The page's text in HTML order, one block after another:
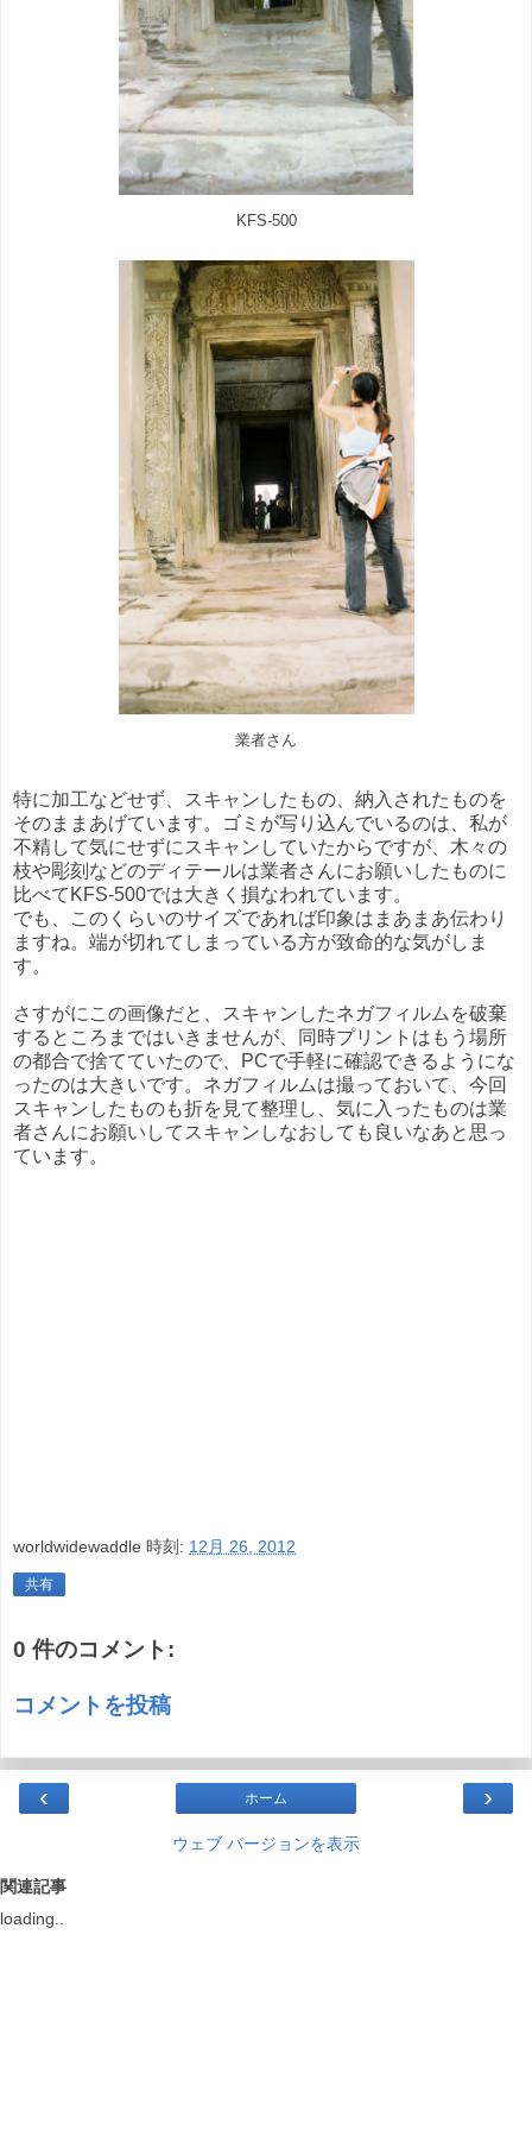
KFS-500
業者さん
特に加工などせず、スキャンしたもの、納入されたものを
そのままあげています。ゴミが写り込んでいるのは、私が
不精して気にせずにスキャンしていたからですが、木々の
枝や彫刻などのディテールは業者さんにお願いしたものに
比べてKFS-500では大きく損なわれています。
でも、このくらいのサイズであれば印象はまあまあ伝わり
ますね。端が切れてしまっている方が致命的な気がしま
す。
さすがにこの画像だと、スキャンしたネガフィルムを破棄
するところまではいきませんが、同時プリントはもう場所
の都合で捨てていたので、PCで手軽に確認できるようにな
ったのは大きいです。ネガフィルムは撮っておいて、今回
スキャンしたものも折を見て整理し、気に入ったものは業
者さんにお願いしてスキャンしなおしても良いなあと思っ
ています。
worldwidewaddle 時刻: 12月 26, 2012
共有
0 件のコメント:
コメントを投稿
‹ ›
ホーム
ウェブ バージョンを表示
関連記事
loading..